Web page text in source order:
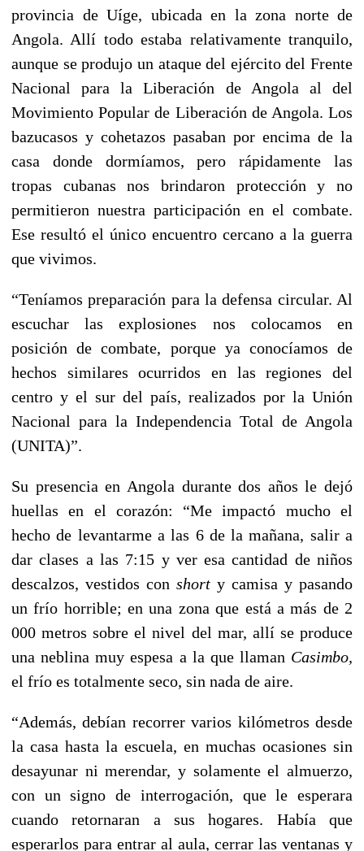
provincia de Uíge, ubicada en la zona norte de
Angola. Allí todo estaba relativamente tranquilo,
aunque se produjo un ataque del ejército del Frente
Nacional para la Liberación de Angola al del
Movimiento Popular de Liberación de Angola. Los
bazucasos y cohetazos pasaban por encima de la
casa donde dormíamos, pero rápidamente las
tropas cubanas nos brindaron protección y no
permitieron nuestra participación en el combate.
Ese resultó el único encuentro cercano a la guerra
que vivimos.
“Teníamos preparación para la defensa circular. Al
escuchar las explosiones nos colocamos en
posición de combate, porque ya conocíamos de
hechos similares ocurridos en las regiones del
centro y el sur del país, realizados por la Unión
Nacional para la Independencia Total de Angola
(UNITA)”.
Su presencia en Angola durante dos años le dejó
huellas en el corazón: “Me impactó mucho el
hecho de levantarme a las 6 de la mañana, salir a
dar clases a las 7:15 y ver esa cantidad de niños
descalzos, vestidos con short y camisa y pasando
un frío horrible; en una zona que está a más de 2
000 metros sobre el nivel del mar, allí se produce
una neblina muy espesa a la que llaman Casimbo,
el frío es totalmente seco, sin nada de aire.
“Además, debían recorrer varios kilómetros desde
la casa hasta la escuela, en muchas ocasiones sin
desayunar ni merendar, y solamente el almuerzo,
con un signo de interrogación, que le esperara
cuando retornaran a sus hogares. Había que
esperarlos para entrar al aula, cerrar las ventanas y